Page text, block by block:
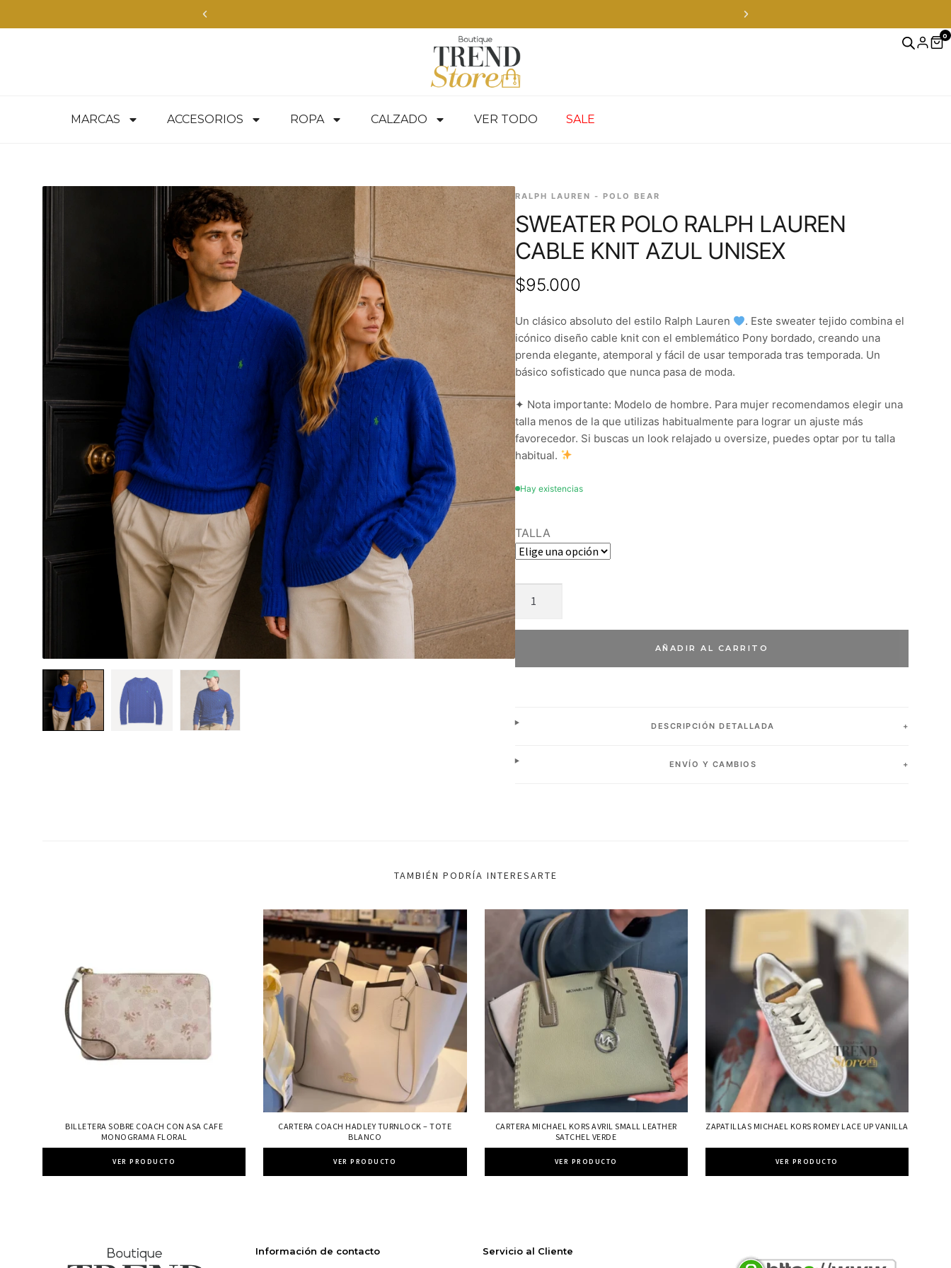
0
MARCAS ACCESORIOS ROPA CALZADO VER TODO SALE
RALPH LAUREN - POLO BEAR
SWEATER POLO RALPH LAUREN
CABLE KNIT AZUL UNISEX
$95.000
Un clásico absoluto del estilo Ralph Lauren
. Este sweater tejido combina el
icónico diseño cable knit con el emblemático Pony bordado, creando una
prenda elegante, atemporal y fácil de usar temporada tras temporada. Un
básico sofisticado que nunca pasa de moda.
✦ Nota importante: Modelo de hombre. Para mujer recomendamos elegir una
talla menos de la que utilizas habitualmente para lograr un ajuste más
favorecedor. Si buscas un look relajado u oversize, puedes optar por tu talla
habitual.
Hay existencias
TALLA
AÑADIR AL CARRITO
DESCRIPCIÓN DETALLADA
ENVÍO Y CAMBIOS
TAMBIÉN PODRÍA INTERESARTE
BILLETERA SOBRE COACH CON ASA CAFE
MONOGRAMA FLORAL
VER PRODUCTO
CARTERA COACH HADLEY TURNLOCK – TOTE
BLANCO
VER PRODUCTO
CARTERA MICHAEL KORS AVRIL SMALL LEATHER
SATCHEL VERDE
VER PRODUCTO
ZAPATILLAS MICHAEL KORS ROMEY LACE UP VANILLA
VER PRODUCTO
Información de contacto Servicio al Cliente